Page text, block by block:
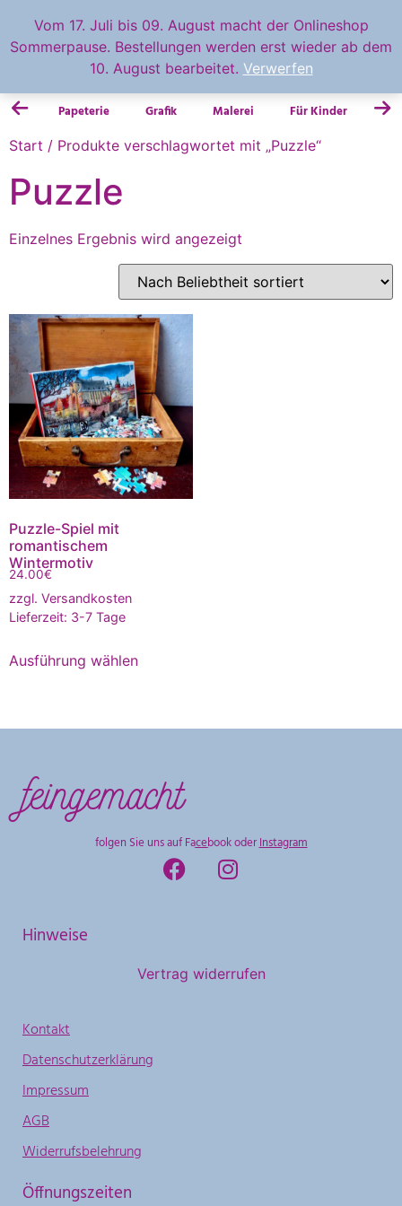
Vom 17. Juli bis 09. August macht der Onlineshop
Sommerpause. Bestellungen werden erst wieder ab dem
10. August bearbeitet. Verwerfen
feingemacht
0.00€
Papeterie Grafik Malerei Für Kinder
Start / Produkte verschlagwortet mit „Puzzle“
Puzzle
Einzelnes Ergebnis wird angezeigt
Puzzle-Spiel mit
romantischem
Wintermotiv
24.00€
zzgl. Versandkosten
Lieferzeit: 3-7 Tage
Ausführung wählen
feingemacht
folgen Sie uns aufFacebookoderInstagram
Hinweise
Vertrag widerrufen
Kontakt
Datenschutzerklärung
Impressum
AGB
Widerrufsbelehrung
Öffnungszeiten